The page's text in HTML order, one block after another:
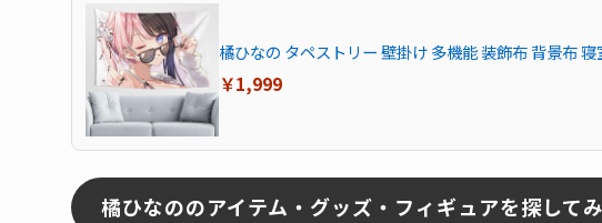
橘ひなの タペストリー 壁掛け 多機能 装飾布 背景布
￥1,999
橘ひなののアイテム・グッズ・フィギュアを探して